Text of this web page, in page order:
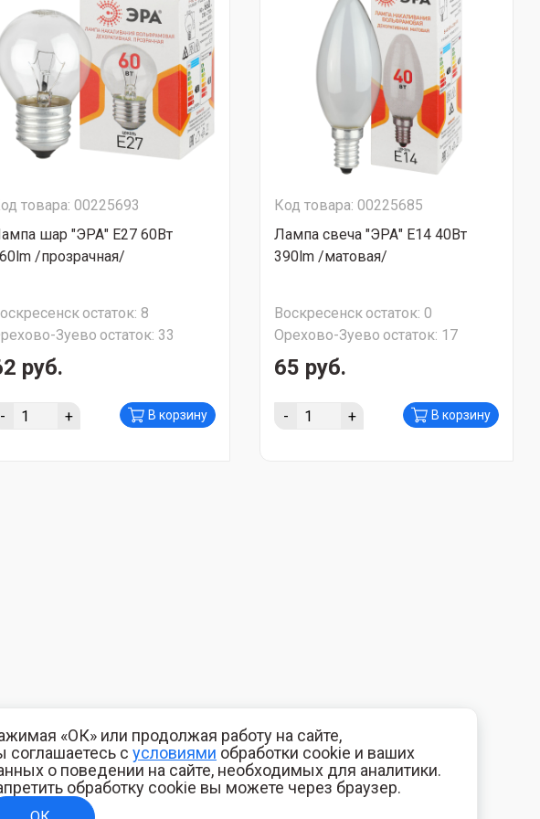
товара: 00225693
шар "ЭРА" Е27 60Вт
/прозрачная/
остаток: 8
Зуево остаток: 33
руб.
- + В корзину
Код товара: 00225685
Лампа свеча "ЭРА" Е14 40Вт
390lm /матовая/
Воскресенскостаток: 0
Орехово-Зуево остаток: 17
65 руб.
- + В корзину
«ОК» или продолжая работу на сайте,
соглашаетесь с условиями обработки cookie и ваших
о поведении на сайте, необходимых для аналитики.
обработку cookie вы можете через браузер.